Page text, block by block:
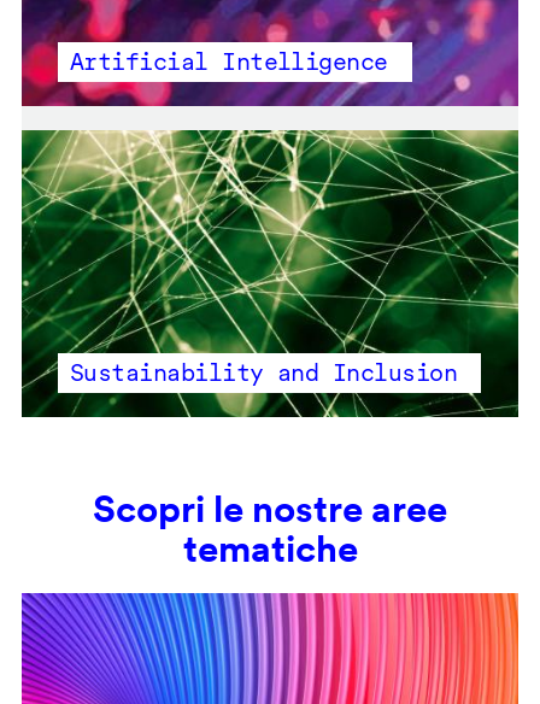
Artificial Intelligence
Sustainability and Inclusion
Scopri le nostre aree
tematiche